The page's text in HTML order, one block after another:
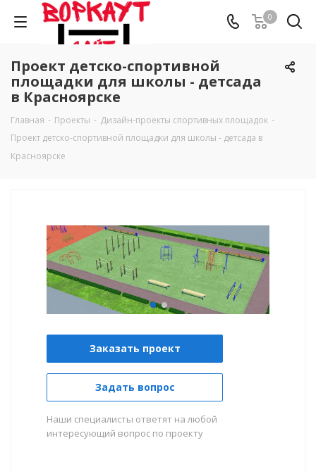
0
Проект детско-спортивной
площадки для школы - детсада
в Красноярске
Главная - Проекты - Дизайн-проекты спортивных площадок -
Проект детско-спортивной площадки для школы - детсада в
Красноярске
Заказать проект
Задать вопрос
Наши специалисты ответят на любой
интересующий вопрос по проекту